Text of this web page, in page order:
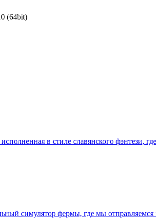
(64bit)
в стиле славянского
симулятор фермы, где мы